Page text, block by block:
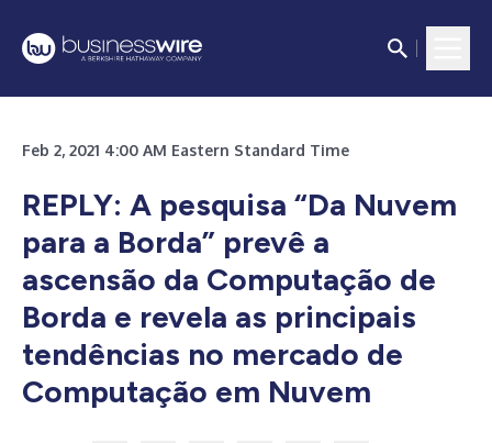
Feb 2, 2021 4:00 AM Eastern Standard Time
REPLY: A pesquisa “Da Nuvem
para a Borda” prevê a
ascensão da Computação de
Borda e revela as principais
tendências no mercado de
Computação em Nuvem